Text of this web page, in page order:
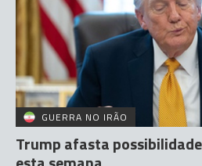
GUERRA NO IRÃO
Trump afasta